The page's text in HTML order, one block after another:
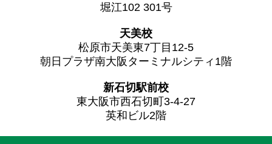
堀江102 301号
天美校
松原市天美東7丁目12-5
朝日プラザ南大阪ターミナルシティ1階
新石切駅前校
東大阪市西石切町3-4-27
英和ビル2階